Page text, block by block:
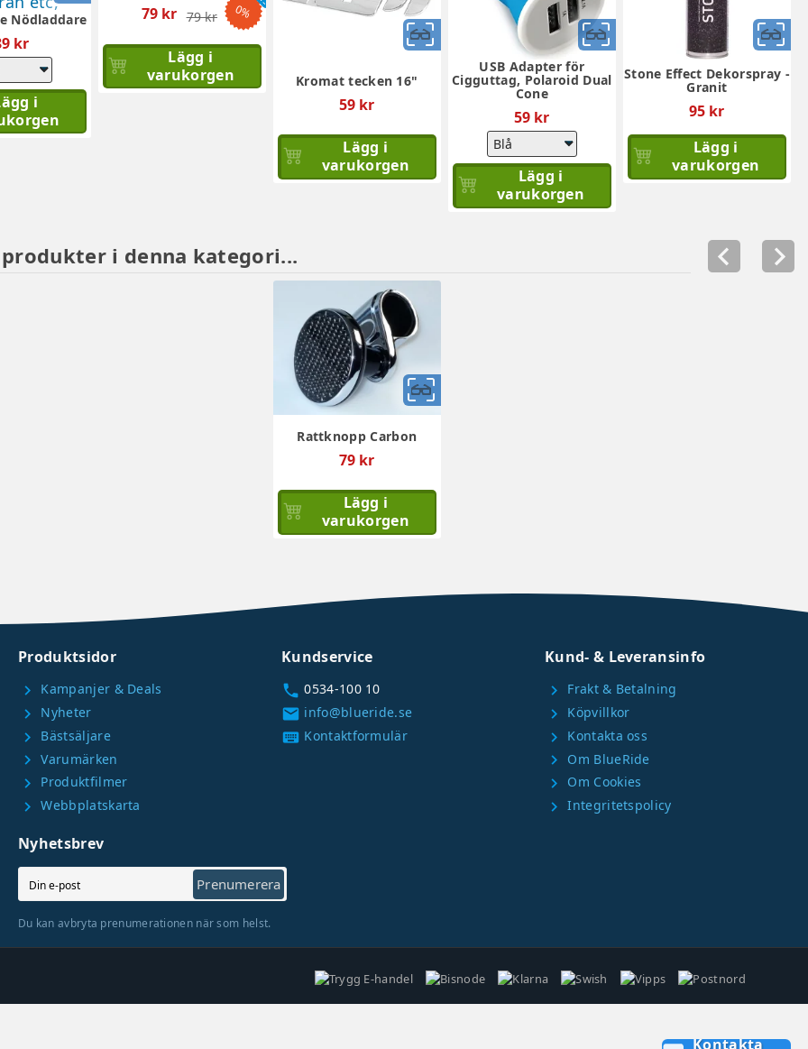
Nödladdare
kr
i
79 kr 79 kr Ordinarie
pris
0%
Lägg i
varukorgen
Kromat tecken 16"
59 kr
Lägg i
varukorgen
USB Adapter för
Cigguttag, Polaroid Dual
Cone
59 kr
Lägg i
varukorgen
Stone Effect Dekorspray -
Granit
95 kr
Lägg i
varukorgen
i denna kategori...
Rattknopp Carbon
79 kr
Lägg i
varukorgen
Produktsidor
chevron_right Kampanjer & Deals
chevron_right Nyheter
chevron_right Bästsäljare
chevron_right Varumärken
chevron_right Produktfilmer
chevron_right Webbplatskarta
Kundservice
call 0534-100 10
email info@blueride.se
keyboard Kontaktformulär
Kund- & Leveransinfo
chevron_right Frakt & Betalning
chevron_right Köpvillkor
chevron_right Kontakta oss
chevron_right Om BlueRide
chevron_right Om Cookies
chevron_right Integritetspolicy
Nyhetsbrev
Prenumerera
Du kan avbryta prenumerationen när som helst.
Kontakta